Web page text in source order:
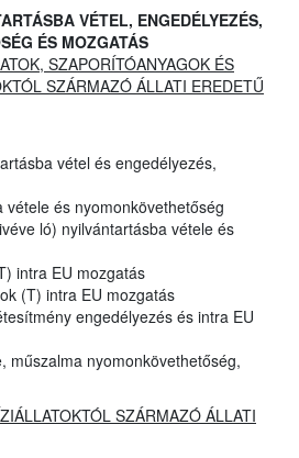
VÉTEL, ENGEDÉLYEZÉS,
ÉS MOZGATÁS
SZAPORÍTÓANYAGOK ÉS
SZÁRMAZÓ ÁLLATI EREDETŰ
vétel és engedélyezés,
vétele és nyomonkövethetőség
ló) nyilvántartásba vétele és
intra EU mozgatás
(T) intra EU mozgatás
engedélyezés és intra EU
műszalma nyomonkövethetőség,
SZÁRMAZÓ ÁLLATI